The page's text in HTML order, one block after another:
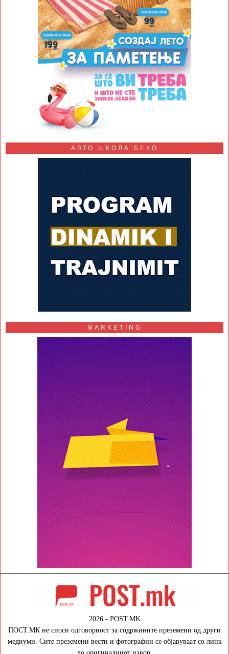
АВТО ШКОЛА БЕКО
MARKETING
2026 - POST.MK
ПОСТ.МК не сноси одговорност за содржините преземени од други
медиуми. Сите преземени вести и фотографии се објавуваат со линк